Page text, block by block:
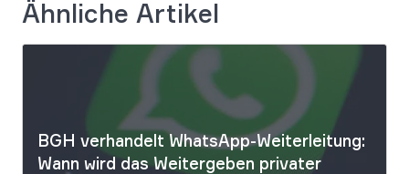
Ähnliche Artikel
BGH verhandelt WhatsApp-Weiterleitung:
Wann wird das Weitergeben privater